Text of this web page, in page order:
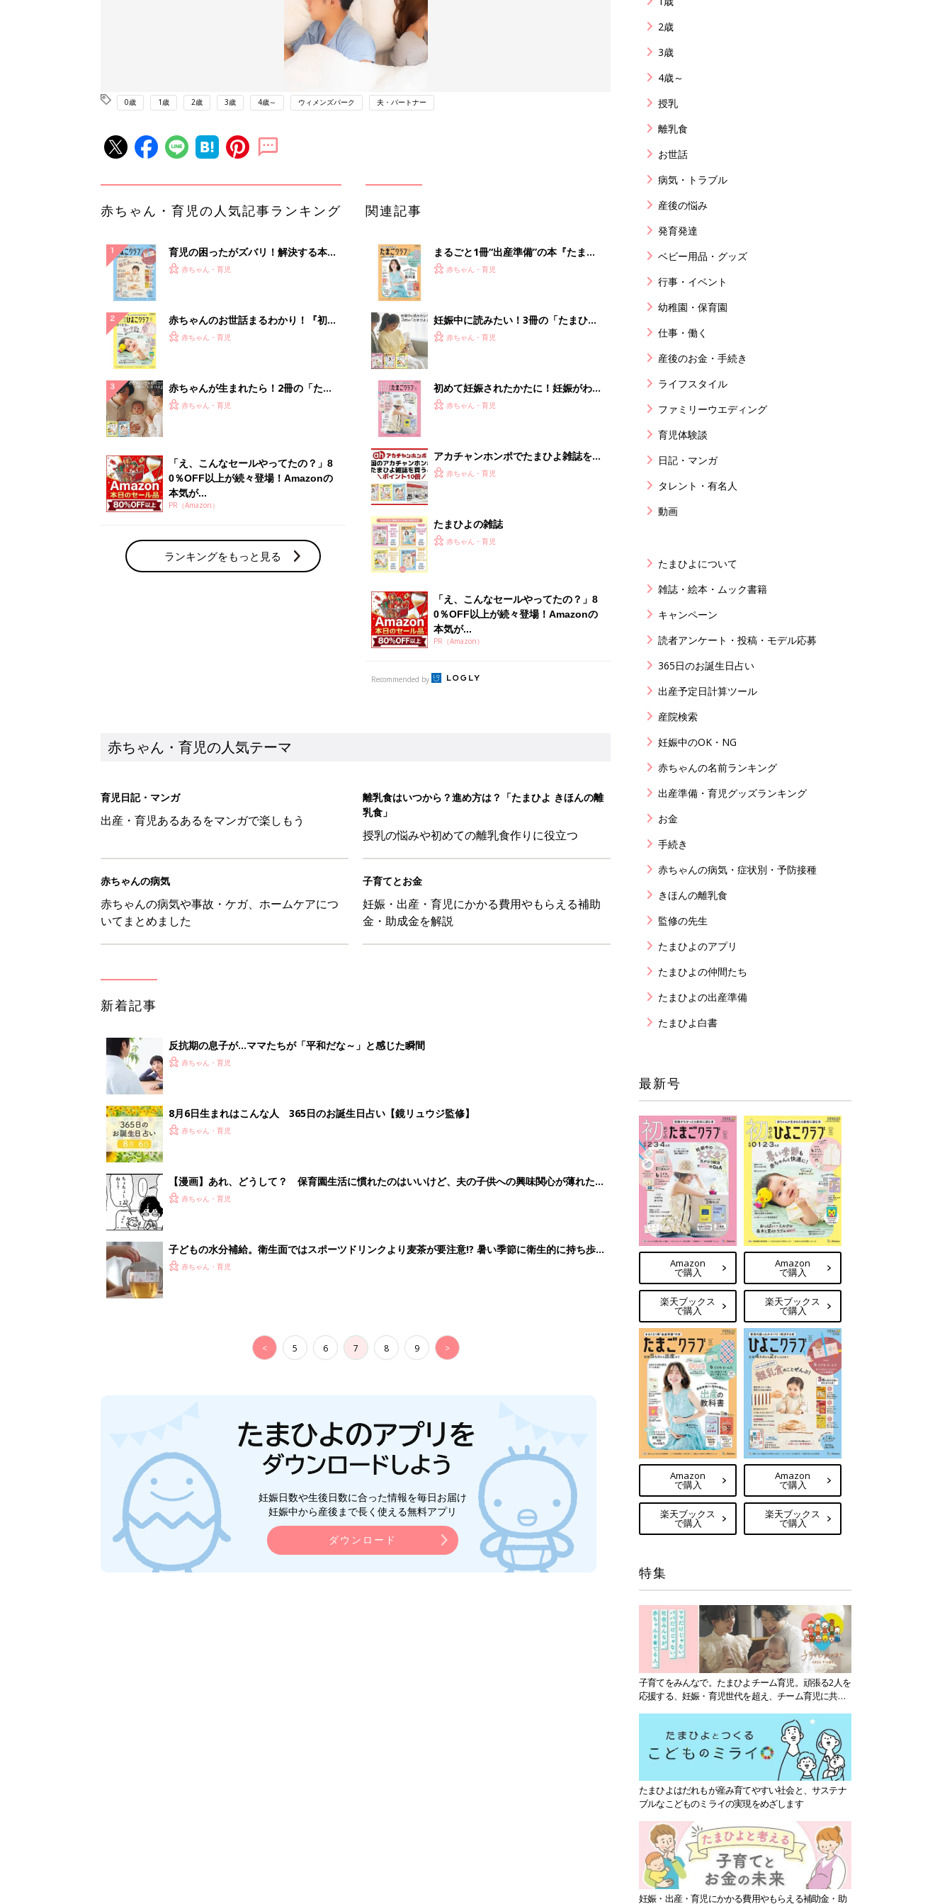
0歳 1歳 2歳 3歳 4歳～ ウィメンズパーク 夫・パートナー
赤ちゃん・育児の人気記事ランキング
育児の困ったがズバリ！解決する本
『ひよこクラブ 秋号』 4カ月～2才
赤ちゃん・育児
赤ちゃんのお世話まるわかり！『初め
てのひよこクラブ 夏号』〈巻頭大特
赤ちゃん・育児
赤ちゃんが生まれたら！2冊の「たま
ひよ」
赤ちゃん・育児
「え、こんなセールやってたの？」8
0％OFF以上が続々登場！Amazonの
本気が...
PR（Amazon）
ランキングをもっと見る
関連記事
まるごと1冊“出産準備”の本『たまご
クラブ 夏号』〈スペシャル大特集〉
赤ちゃん・育児
妊娠中に読みたい！3冊の「たまひ
よ」赤ちゃん・育児
初めて妊娠されたかたに！妊娠がわか
ったら最初に読む本『初めてのたまご
赤ちゃん・育児
アカチャンホンポでたまひよ雑誌を買
うとポイント10倍【期間限定】
赤ちゃん・育児
たまひよの雑誌
赤ちゃん・育児
「え、こんなセールやってたの？」8
0％OFF以上が続々登場！Amazonの
本気が...
PR（Amazon）
Recommended by
赤ちゃん・育児の人気テーマ
育児日記・マンガ
出産・育児あるあるをマンガで楽しもう
離乳食はいつから？進め方は？「たまひよ きほんの離
乳食」
授乳の悩みや初めての離乳食作りに役立つ
赤ちゃんの病気
赤ちゃんの病気や事故・ケガ、ホームケアにつ
いてまとめました
子育てとお金
妊娠・出産・育児にかかる費用やもらえる補助
金・助成金を解説
新着記事
反抗期の息子が...ママたちが「平和だな～」と感じた瞬間
赤ちゃん・育児
8月6日生まれはこんな人 365日のお誕生日占い【鏡リュウジ監修】
赤ちゃん・育児
【漫画】あれ、どうして？ 保育園生活に慣れたのはいいけど、夫の子供への興味関心が薄れた気
がする……！『ふうふう子育て ＃91』
赤ちゃん・育児
子どもの水分補給。衛生面ではスポーツドリンクより麦茶が要注意!? 暑い季節に衛生的に持ち歩
く3つのコツとは？【専門家監修】
赤ちゃん・育児
< 5 6 7 8 9 >
妊娠日数や生後日数に合った情報を毎日お届け
妊娠中から産後まで長く使える無料アプリ
ダウンロード
2歳
3歳
4歳～
授乳
離乳食
お世話
病気・トラブル
産後の悩み
発育発達
ベビー用品・グッズ
行事・イベント
幼稚園・保育園
仕事・働く
産後のお金・手続き
ライフスタイル
ファミリーウエディング
育児体験談
日記・マンガ
タレント・有名人
動画
たまひよについて
雑誌・絵本・ムック書籍
キャンペーン
読者アンケート・投稿・モデル応募
365日のお誕生日占い
出産予定日計算ツール
産院検索
妊娠中のOK・NG
赤ちゃんの名前ランキング
出産準備・育児グッズランキング
お金
手続き
赤ちゃんの病気・症状別・予防接種
きほんの離乳食
監修の先生
たまひよのアプリ
たまひよの仲間たち
たまひよの出産準備
たまひよ白書
最新号
Amazon
で購入
楽天ブックス
で購入
Amazon
で購入
楽天ブックス
で購入
Amazon
で購入
楽天ブックス
で購入
Amazon
で購入
楽天ブックス
で購入
特集
子育てをみんなで。たまひよチーム育児。頑張る2人を
応援する、妊娠・育児世代を超え、チーム育児に共感
たまひよはだれもが産み育てやすい社会と、サステナ
ブルなこどものミライの実現をめざします
妊娠・出産・育児にかかる費用やもらえる補助金・助